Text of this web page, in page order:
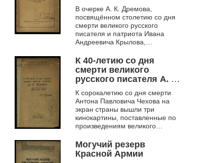
В очерке А. К. Дремова,
посвящённом столетию со дня
смерти великого русского
писателя и патриота Ивана
Андреевича Крылова,
творчестве писателя. Автор
вновь напоминает о вечных...
К 40-летию со дня
смерти великого
русского писателя А. П.
Чехова
К сорокалетию со дня смерти
Антона Павловича Чехова на
экран страны вышли три
кинокартины, поставленные по
произведениям великого
«Маска», «Человек в
футляре». ...
Могучий резерв
Красной Армии